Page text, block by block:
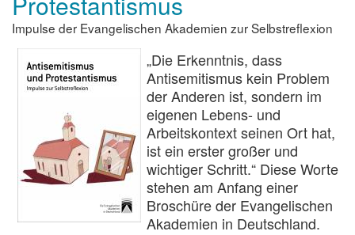
Impulse der Evangelischen Akademien zur Selbstreflexion
„Die Erkenntnis, dass
Antisemitismus kein Problem
der Anderen ist, sondern im
eigenen Lebens- und
Arbeitskontext seinen Ort hat,
ist ein erster großer und
wichtiger Schritt.“ Diese Worte
stehen am Anfang einer
Broschüre der Evangelischen
Akademien in Deutschland.